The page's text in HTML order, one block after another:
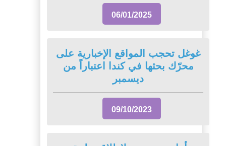
06/01/2025
غوغل تحجب المواقع الإخبارية على
محرّك بحثها في كندا اعتباراً من
ديسمبر
09/10/2023